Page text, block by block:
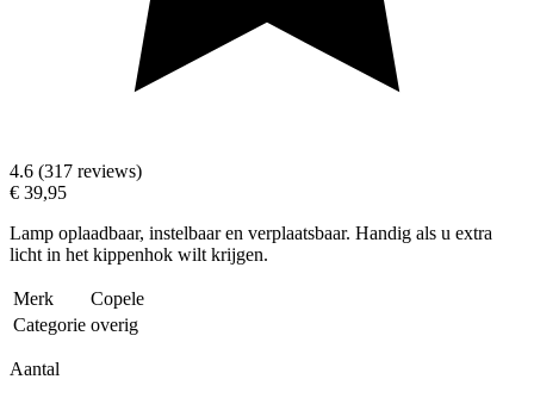
4.6 (317 reviews)
€ 39,95
Lamp oplaadbaar, instelbaar en verplaatsbaar. Handig als u extra
licht in het kippenhok wilt krijgen.
Merk
Copele
Categorie overig
Aantal